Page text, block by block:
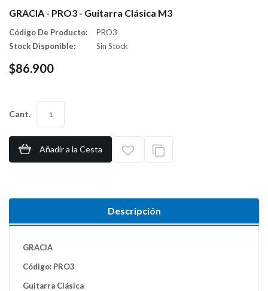
GRACIA - PRO3 - Guitarra Clásica M3
Código De Producto:
PRO3
Stock Disponible:
Sin Stock
$86.900
Cant.
Añadir a la Cesta
Descripción
GRACIA
Código: PRO3
Guitarra Clásica